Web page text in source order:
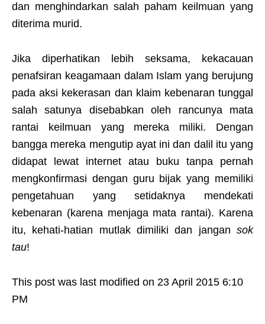
dan menghindarkan salah paham keilmuan yang
diterima murid.
Jika diperhatikan lebih seksama, kekacauan
penafsiran keagamaan dalam Islam yang berujung
pada aksi kekerasan dan klaim kebenaran tunggal
salah satunya disebabkan oleh rancunya mata
rantai keilmuan yang mereka miliki. Dengan
bangga mereka mengutip ayat ini dan dalil itu yang
didapat lewat internet atau buku tanpa pernah
mengkonfirmasi dengan guru bijak yang memiliki
pengetahuan yang setidaknya mendekati
kebenaran (karena menjaga mata rantai). Karena
itu, kehati-hatian mutlak dimiliki dan jangan sok
tau!
This post was last modified on 23 April 2015 6:10
PM